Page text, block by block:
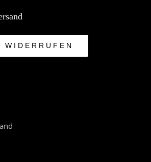
WIDERRUFEN